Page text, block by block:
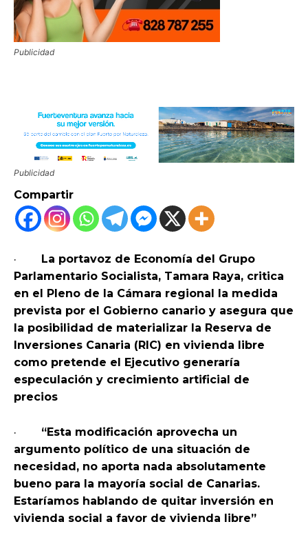
Publicidad
Publicidad
Compartir
·
La portavoz de Economía del Grupo
Parlamentario Socialista, Tamara Raya, critica
en el Pleno de la Cámara regional la medida
prevista por el Gobierno canario y asegura que
la posibilidad de materializar la Reserva de
Inversiones Canaria (RIC) en vivienda libre
como pretende el Ejecutivo generaría
especulación y crecimiento artificial de
precios
· “Esta modificación aprovecha un
argumento político de una situación de
necesidad, no aporta nada absolutamente
bueno para la mayoría social de Canarias.
Estaríamos hablando de quitar inversión en
vivienda social a favor de vivienda libre”